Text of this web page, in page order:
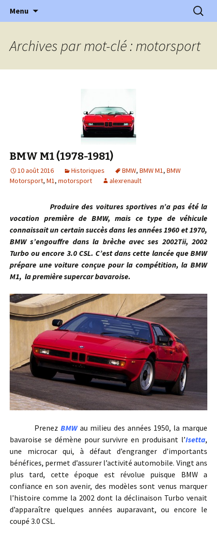
l'Automobile Ancienne
l'automobile ancienne : articles, historiques
…
Menu
Archives par mot-clé : motorsport
BMW M1 (1978-1981)
10 août 2016 Historiques BMW, BMW M1, BMW
Motorsport, M1, motorsport alexrenault
Produire des voitures sportives n’a pas été la
vocation première de BMW, mais ce type de véhicule
connaissait un certain succès dans les années 1960 et 1970,
BMW s’engouffre dans la brèche avec ses 2002Tii, 2002
Turbo ou encore 3.0 CSL. C’est dans cette lancée que BMW
prépare une voiture conçue pour la compétition, la BMW
M1, la première supercar bavaroise.
Prenez BMWau milieu des années 1950, la marque
bavaroise se démène pour survivre en produisant l’Isetta,
une microcar qui, à défaut d’engranger d’importants
bénéfices, permet d’assurer l’activité automobile. Vingt ans
plus tard, cette époque est révolue puisque BMW a
confiance en son avenir, des modèles sont venus marquer
l’histoire comme la 2002 dont la déclinaison Turbo venait
d’apparaître quelques années auparavant, ou encore le
coupé 3.0 CSL.